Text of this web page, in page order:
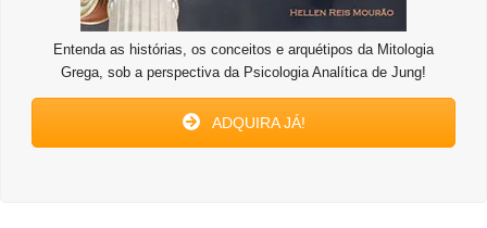
Entenda as histórias, os conceitos e arquétipos da Mitologia
Grega, sob a perspectiva da Psicologia Analítica de Jung!
ADQUIRA JÁ!